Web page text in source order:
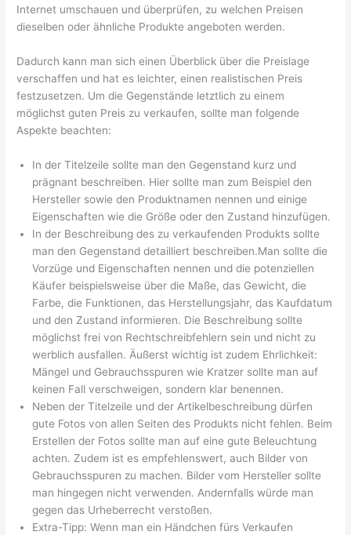
Internet umschauen und überprüfen, zu welchen Preisen
dieselben oder ähnliche Produkte angeboten werden.
Dadurch kann man sich einen Überblick über die Preislage
verschaffen und hat es leichter, einen realistischen Preis
festzusetzen. Um die Gegenstände letztlich zu einem
möglichst guten Preis zu verkaufen, sollte man folgende
Aspekte beachten:
In der Titelzeile sollte man den Gegenstand kurz und
prägnant beschreiben. Hier sollte man zum Beispiel den
Hersteller sowie den Produktnamen nennen und einige
Eigenschaften wie die Größe oder den Zustand hinzufügen.
In der Beschreibung des zu verkaufenden Produkts sollte
man den Gegenstand detailliert beschreiben.Man sollte die
Vorzüge und Eigenschaften nennen und die potenziellen
Käufer beispielsweise über die Maße, das Gewicht, die
Farbe, die Funktionen, das Herstellungsjahr, das Kaufdatum
und den Zustand informieren. Die Beschreibung sollte
möglichst frei von Rechtschreibfehlern sein und nicht zu
werblich ausfallen. Äußerst wichtig ist zudem Ehrlichkeit:
Mängel und Gebrauchsspuren wie Kratzer sollte man auf
keinen Fall verschweigen, sondern klar benennen.
Neben der Titelzeile und der Artikelbeschreibung dürfen
gute Fotos von allen Seiten des Produkts nicht fehlen. Beim
Erstellen der Fotos sollte man auf eine gute Beleuchtung
achten. Zudem ist es empfehlenswert, auch Bilder von
Gebrauchsspuren zu machen. Bilder vom Hersteller sollte
man hingegen nicht verwenden. Andernfalls würde man
gegen das Urheberrecht verstoßen.
Extra-Tipp: Wenn man ein Händchen fürs Verkaufen